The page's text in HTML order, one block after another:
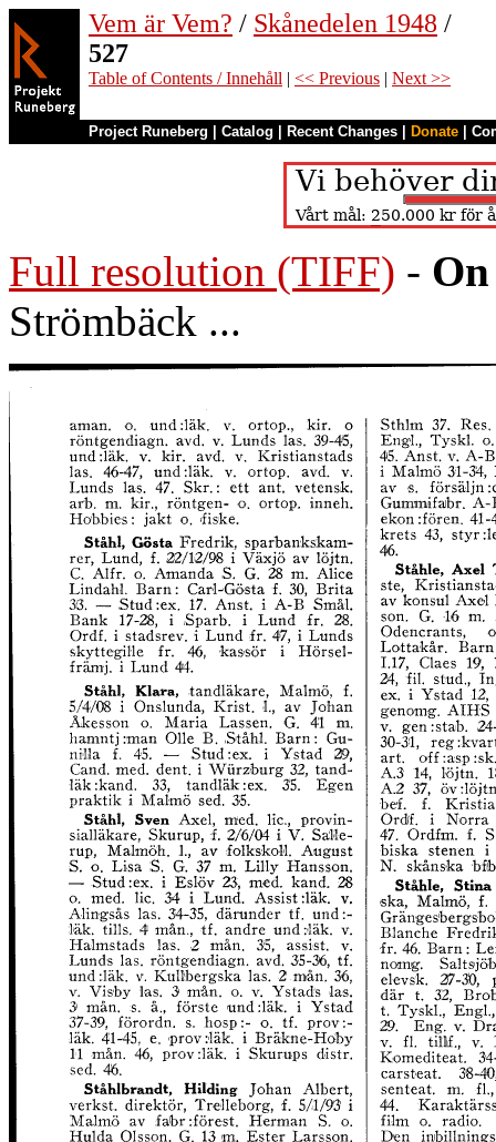
Vem är Vem? / Skånedelen 1948 /
527
Table of Contents / Innehåll | << Previous | Next >>
Project Runeberg Catalog Recent Changes Donate
Full resolution (TIFF) -
Strömbäck ...